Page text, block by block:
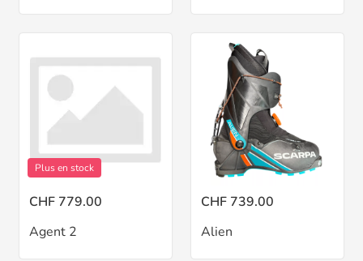
Plus en stock
CHF 779.00
Agent 2
CHF 739.00
Alien